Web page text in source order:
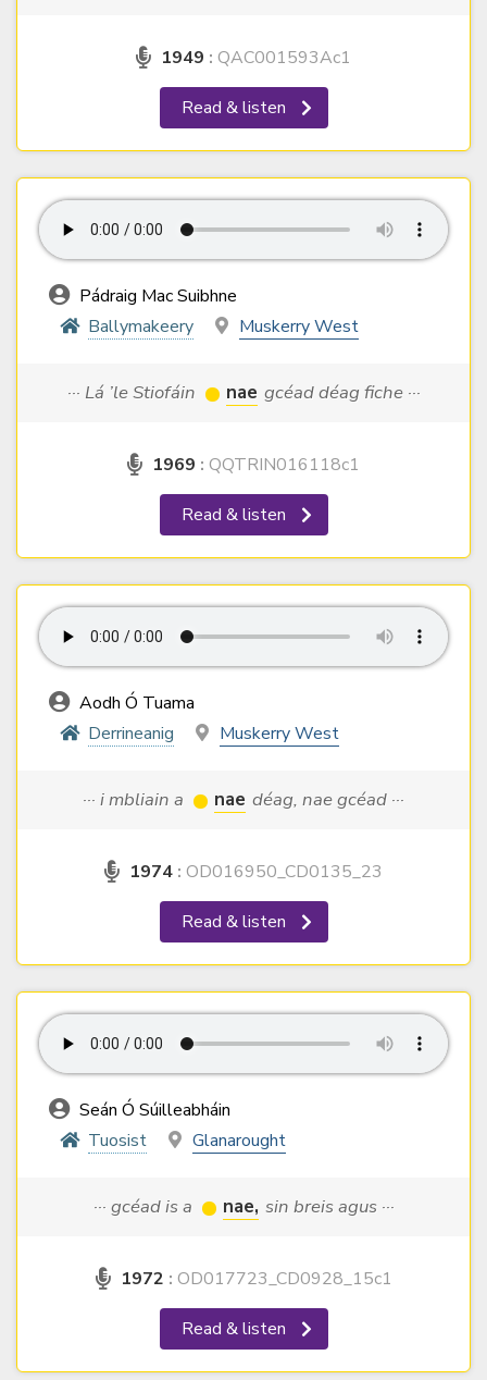
1949 : QAC001593Ac1
Read & listen
Pádraig Mac Suibhne
Ballymakeery
Muskerry West
··· Lá ’le Stiofáin nae gcéad déag fiche ···
1969 : QQTRIN016118c1
Read & listen
Aodh Ó Tuama
Derrineanig
Muskerry West
··· i mbliain a nae déag, nae gcéad ···
1974 : OD016950_CD0135_23
Read & listen
Seán Ó Súilleabháin
Tuosist
Glanarought
··· gcéad is a nae, sin breis agus ···
1972 : OD017723_CD0928_15c1
Read & listen